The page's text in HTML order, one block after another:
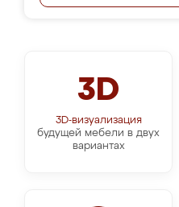
3D
3D-визуализация
будущей мебели в двух
вариантах